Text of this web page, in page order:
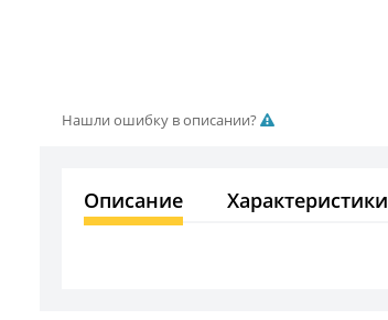
Нашли ошибку в описании?
Описание Характеристики